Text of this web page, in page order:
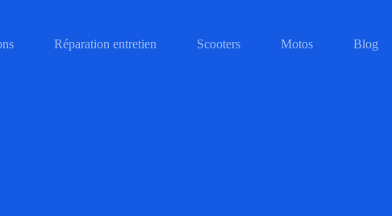
Réparation entretien Scooters Motos Blog